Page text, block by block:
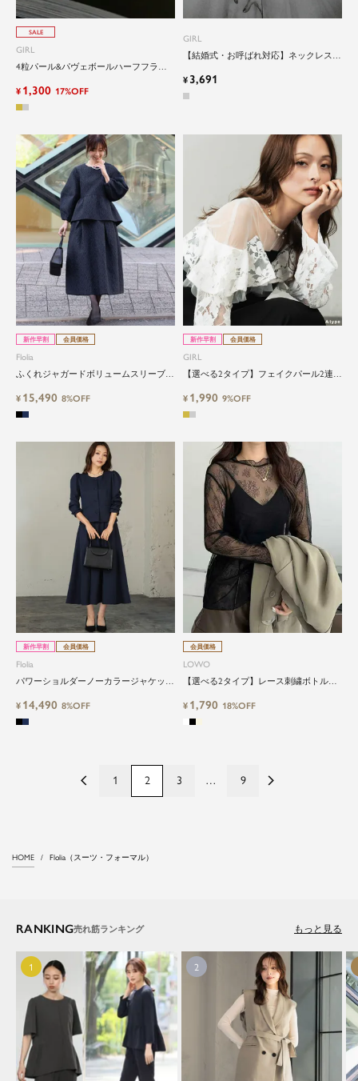
SALE
GIRL
4粒パール&パヴェボールハーフフラワ
¥ 1,300 17%OFF
GIRL
【結婚式・お呼ばれ対応】ネックレス＆
ーンアクセサリーセット
¥ 3,691
新作早割 会員価格
Flolia
ふくれジャガードボリュームスリーブブ
ーツ
¥ 15,490 8%OFF
新作早割 会員価格
GIRL
【選べる2タイプ】フェイクパール2連ネ
¥ 1,990 9%OFF
新作早割 会員価格
Flolia
パワーショルダーノーカラージャケット
¥ 14,490 8%OFF
会員価格
LOWO
【選べる2タイプ】レース刺繍ボトルネ
¥ 1,790 18%OFF
1 2 3 … 9
HOME Flolia（スーツ・フォーマル）
RANKING もっと見る